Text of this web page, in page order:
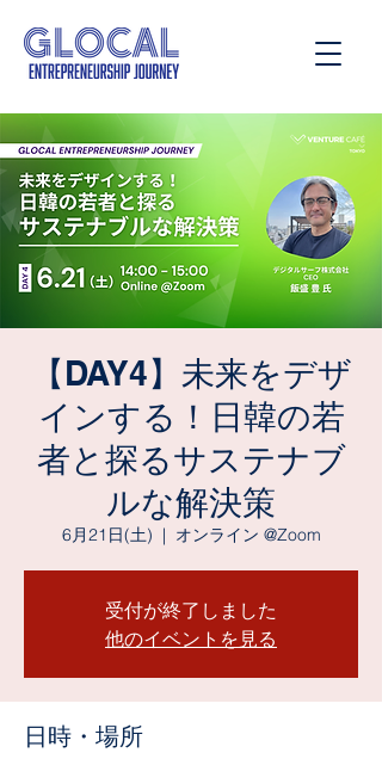
【DAY4】未来をデザ
インする！日韓の若
者と探るサステナブ
ルな解決策
6月21日(土)
  |
オンライン @Zoom
受付が終了しました
他のイベントを見る
日時・場所